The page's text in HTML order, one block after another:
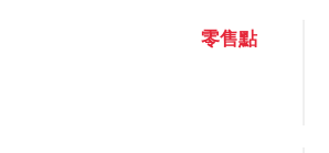
零售點